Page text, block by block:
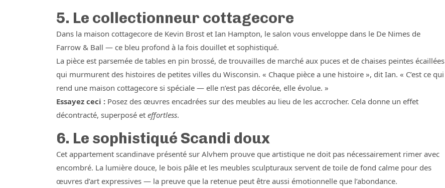
5. Le collectionneur cottagecore
Dans la maison cottagecore de Kevin Brost et Ian Hampton, le salon vous enveloppe dans le De Nimes de
Farrow & Ball — ce bleu profond à la fois douillet et sophistiqué.
La pièce est parsemée de tables en pin brossé, de trouvailles de marché aux puces et de chaises peintes écaillées
qui murmurent des histoires de petites villes du Wisconsin. « Chaque pièce a une histoire », dit Ian. « C’est ce qui
rend une maison cottagecore si spéciale — elle n’est pas décorée, elle évolue. »
Essayez ceci : Posez des œuvres encadrées sur des meubles au lieu de les accrocher. Cela donne un effet
décontracté, superposé et effortless.
6. Le sophistiqué Scandi doux
Cet appartement scandinave présenté sur Alvhem prouve que artistique ne doit pas nécessairement rimer avec
encombré. La lumière douce, le bois pâle et les meubles sculpturaux servent de toile de fond calme pour des
œuvres d’art expressives — la preuve que la retenue peut être aussi émotionnelle que l’abondance.